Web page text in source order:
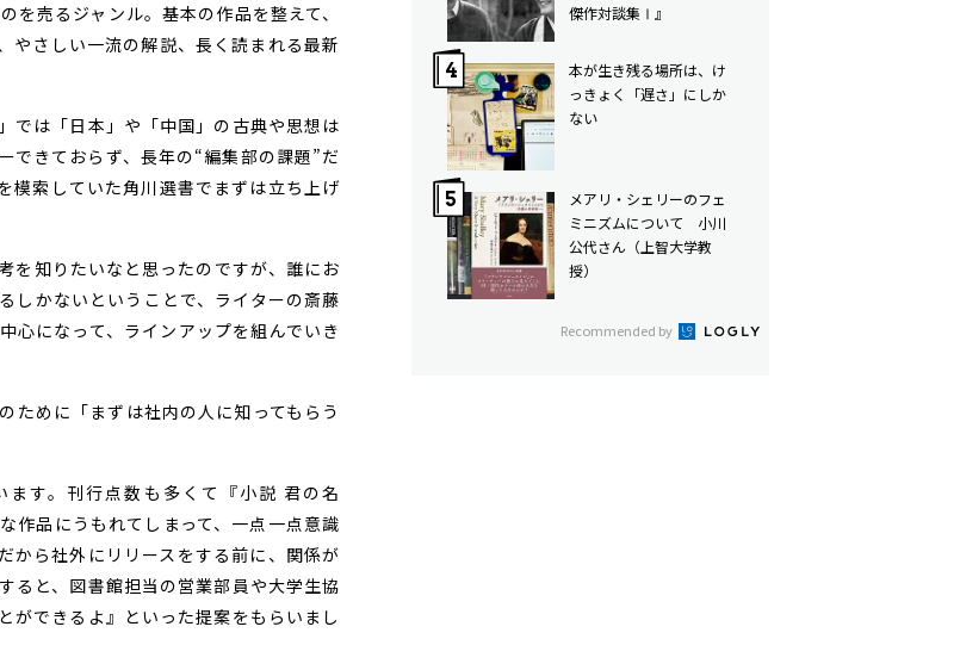
売るジャンル。基本の作品を整えて、
やさしい一流の解説、長く読まれる最新
では「日本」や「中国」の古典や思想は
できておらず、長年の“編集部の課題”だ
模索していた角川選書でまずは立ち上げ
を知りたいなと思ったのですが、誰にお
かないということで、ライターの斎藤
心になって、ラインアップを組んでいき
めに「まずは社内の人に知ってもらう
す。刊行点数も多くて『小説 君の名
作品にうもれてしまって、一点一点意識
から社外にリリースをする前に、関係が
ると、図書館担当の営業部員や大学生協
ができるよ』といった提案をもらいまし
傑作対談集Ⅰ』
本が生き残る場所は、け
っきょく「遅さ」にしか
ない
メアリ・シェリーのフェ
ミニズムについて 小川
公代さん（上智大学教
授）
Recommended by